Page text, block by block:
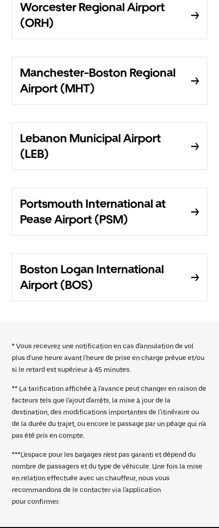
Worcester Regional Airport
(ORH)
Manchester-Boston Regional
Airport (MHT)
Lebanon Municipal Airport
(LEB)
Portsmouth International at
Pease Airport (PSM)
Boston Logan International
Airport (BOS)
* Vous recevrez une notification en cas d'annulation de vol
plus d'une heure avant l'heure de prise en charge prévue et/ou
si le retard est supérieur à 45 minutes.
** La tarification affichée à l'avance peut changer en raison de
facteurs tels que l'ajout d'arrêts, la mise à jour de la
destination, des modifications importantes de l'itinéraire ou
de la durée du trajet, ou encore le passage par un péage qui n'a
pas été pris en compte.
***L'espace pour les bagages n'est pas garanti et dépend du
nombre de passagers et du type de véhicule. Une fois la mise
en relation effectuée avec un chauffeur, nous vous
recommandons de le contacter via l'application
pour confirmer.